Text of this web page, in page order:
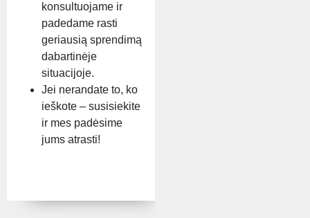
konsultuojame ir
padedame rasti
geriausią sprendimą
dabartinėje
situacijoje.
Jei nerandate to, ko
ieškote – susisiekite
ir mes padėsime
jums atrasti!